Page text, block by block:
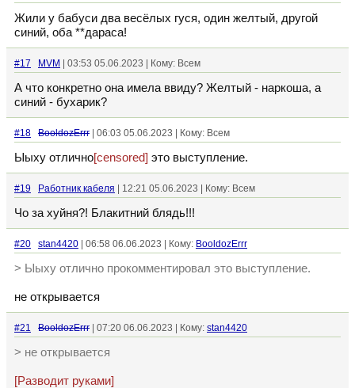
Жили у бабуси два весёлых гуся, один желтый, другой
синий, оба **дараса!
#17 MVM | 03:53 05.06.2023 | Кому: Всем
А что конкретно она имела ввиду? Желтый - наркоша, а
синий - бухарик?
#18 BooldozErrr | 06:03 05.06.2023 | Кому: Всем
Ыыху отлично[censored] это выступление.
#19 Работник кабеля | 12:21 05.06.2023 | Кому: Всем
Чо за хуйня?! Блакитний блядь!!!
#20 stan4420 | 06:58 06.06.2023 | Кому: BooldozErrr
> Ыыху отлично прокомментировал это выступление.
не открывается
#21 BooldozErrr | 07:20 06.06.2023 | Кому: stan4420
> не открывается
[Разводит руками]